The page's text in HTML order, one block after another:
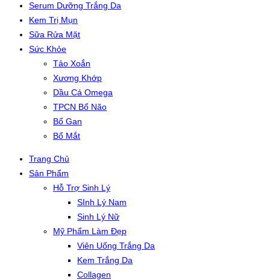
Serum Dưỡng Trắng Da
Kem Trị Mụn
Sữa Rửa Mặt
Sức Khỏe
Tảo Xoắn
Xương Khớp
Dầu Cá Omega
TPCN Bổ Não
Bổ Gan
Bổ Mắt
Trang Chủ
Sản Phẩm
Hỗ Trợ Sinh Lý
SInh Lý Nam
Sinh Lý Nữ
Mỹ Phẩm Làm Đẹp
Viên Uống Trắng Da
Kem Trắng Da
Collagen